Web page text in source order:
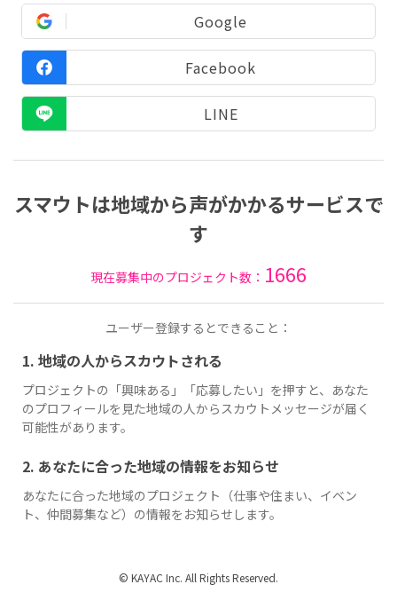
Google
Facebook
LINE
スマウトは地域から声がかかるサービスで
す
現在募集中のプロジェクト数： 1666
ユーザー登録するとできること：
1. 地域の人からスカウトされる
プロジェクトの「興味ある」「応募したい」を押すと、あなた
のプロフィールを見た地域の人からスカウトメッセージが届く
可能性があります。
2. あなたに合った地域の情報をお知らせ
あなたに合った地域のプロジェクト（仕事や住まい、イベン
ト、仲間募集など）の情報をお知らせします。
© KAYAC Inc. All Rights Reserved.